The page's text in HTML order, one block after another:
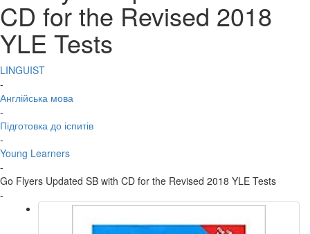
CD for the Revised 2018
YLE Tests
LINGUIST
-
Англійська мова
-
Підготовка до іспитів
-
Young Learners
-
Go Flyers Updated SB with CD for the Revised 2018 YLE Tests
-